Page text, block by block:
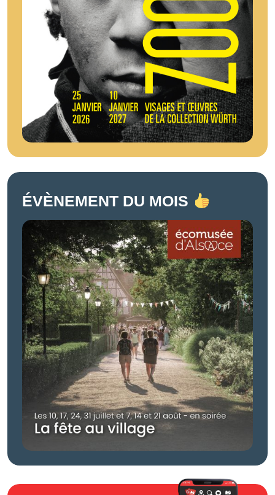
ÉVÈNEMENT DU MOIS